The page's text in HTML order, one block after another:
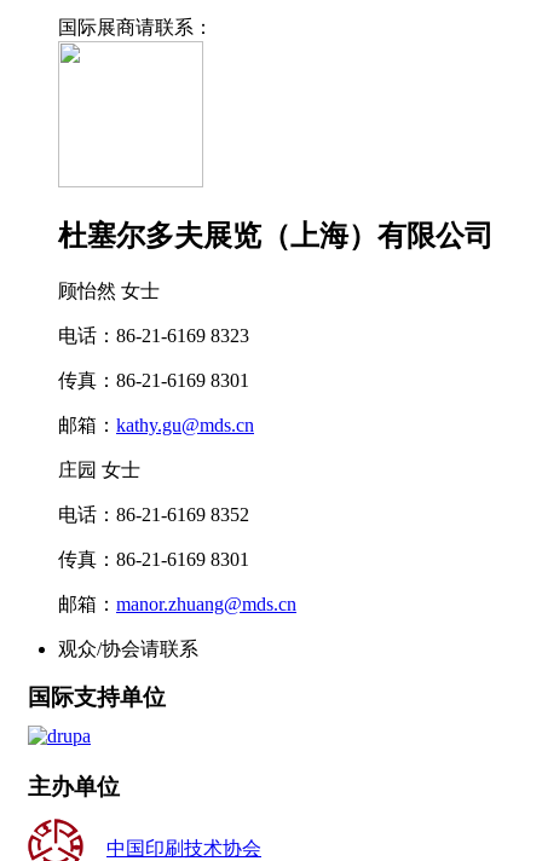
国际展商请联系：
杜塞尔多夫展览（上海）有限公司
顾怡然 女士
电话：86-21-6169 8323
传真：86-21-6169 8301
邮箱： kathy.gu@mds.cn
庄园 女士
电话：86-21-6169 8352
传真：86-21-6169 8301
邮箱： manor.zhuang@mds.cn
观众/协会请联系
国际支持单位
主办单位
中国印刷技术协会